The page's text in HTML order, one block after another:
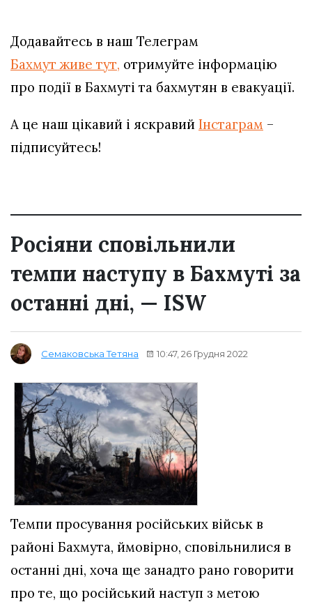
Додавайтесь в наш Телеграм
Бахмут живе тут, отримуйте інформацію
про події в Бахмуті та бахмутян в евакуації.
А це наш цікавий і яскравий Інстаграм –
підписуйтесь!
Росіяни сповільнили
темпи наступу в Бахмуті за
останні дні, — ISW
Семаковська Тетяна 10:47, 26 Грудня 2022
Темпи просування російських військ в
районі Бахмута, ймовірно, сповільнилися в
останні дні, хоча ще занадто рано говорити
про те, що російський наступ з метою